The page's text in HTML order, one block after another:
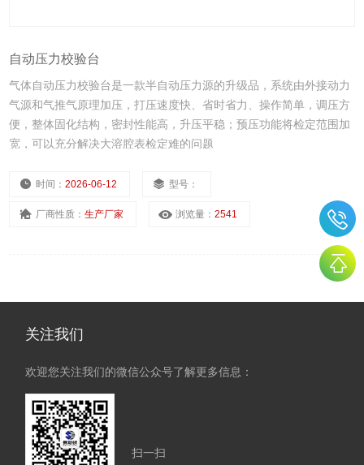
自动压力校验台
气体自动压力校验台是一款半自动压力源的升级品，系统由外接动力
气源和气推气原理加压，打压速度快、省时省力、操作简单，调压方
便，整体固化结构，密封性能高，升压平稳；预压功能将检定范围加
宽，可以充分解决大溶腔表检定难的问题
时间：2026-06-12 型号：
厂商性质：生产厂家 浏览量：2541
关注我们
欢迎您关注我们的微信公众号了解更多信息：
扫一扫